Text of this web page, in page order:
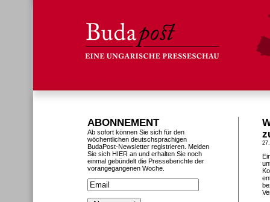
ABONNEMENT
Ab sofort können Sie sich für den
wöchentlichen deutschsprachigen
BudaPost-Newsletter registrieren. Melden
Sie sich HIER an und erhalten Sie noch
einmal gebündelt die Presseberichte der
vorangegangenen Woche.